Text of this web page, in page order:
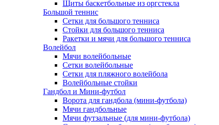
Щиты баскетбольные из оргстекла
Большой теннис
Сетки для большого тенниса
Стойки для большого тенниса
Ракетки и мячи для большого тенниса
Волейбол
Мячи волейбольные
Сетки волейбольные
Сетки для пляжного волейбола
Волейбольные стойки
Гандбол и Мини-футбол
Ворота для гандбола (мини-футбола)
Мячи гандбольные
Мячи футзальные (для мини-футбола)